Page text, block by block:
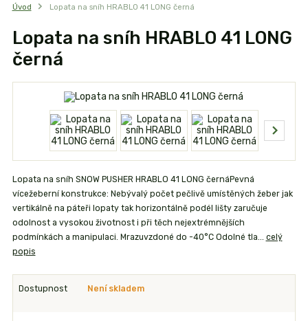
Úvod Lopata na sníh HRABLO 41 LONG černá
Lopata na sníh HRABLO 41 LONG
černá
Lopata na sníh SNOW PUSHER HRABLO 41 LONG černáPevná
vícežeberní konstrukce: Nebývalý počet pečlivě umístěných žeber jak
vertikálně na páteři lopaty tak horizontálně podél lišty zaručuje
odolnost a vysokou životnost i při těch nejextrémnějších
podmínkách a manipulaci. Mrazuvzdoné do -40°C Odolné tla... celý
popis
Dostupnost Není skladem